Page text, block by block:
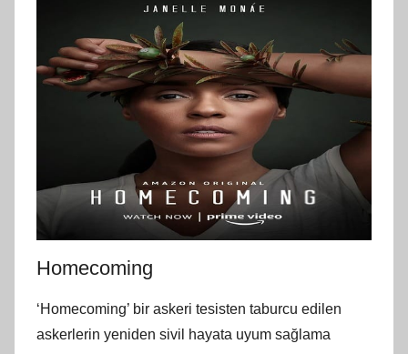
Homecoming
‘Homecoming’ bir askeri tesisten taburcu edilen
askerlerin yeniden sivil hayata uyum sağlama